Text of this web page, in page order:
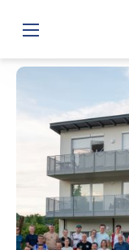
7. Charity-